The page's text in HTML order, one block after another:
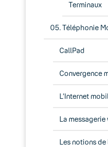
Terminaux
05. Téléphonie
CallPad
Convergence
L’Internet
La messagerie
Les notions